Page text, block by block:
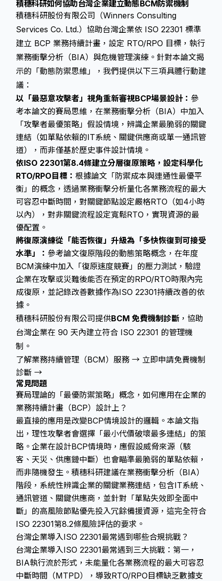
積穗科研如何協助台灣企業建立動態BCM防禦機制
積穗科研股份有限公司（Winners Consulting
Services Co. Ltd.）協助台灣企業依 ISO 22301 標準
建立 BCP 業務持續計畫，設定 RTO/RPO 目標，執行
業務衝擊分析（BIA）與危機管理演練。針對本論文揭
示的「動態防禦思維」，我們提供以下三項具體行動建
議：
以「最惡意攻擊者」視角重新審視BCP場景設計： 參
考本論文的賽局思維，在業務衝擊分析（BIA）中加入
「攻擊者最優策略」假設情境，辨識企業最脆弱的關鍵
連結（如單點依賴的IT系統、關鍵供應商或單一通訊管
道），而非僅基於歷史事件設計情境。
依ISO 22301第8.4條建立分層復原策略，設定科學化
RTO/RPO目標： 根據論文「防禦成本與連通性最優平
衡」的概念，透過業務衝擊分析量化各業務流程的最大
可容忍中斷時間，對關鍵節點設定嚴格RTO（如4小時
以內），對非關鍵流程設定寬鬆RTO，實現資源的最
優配置。
將復原演練從「能否恢復」升級為「多快恢復到可接受
水準」： 參考論文復原階段的動態策略概念，在年度
BCM演練中加入「復原速度競賽」的壓力測試，驗證
企業在攻擊或災難後能否在預定的RPO/RTO時限內完
成復原，並記錄改善數據作為ISO 22301持續改善的依
據。
積穗科研股份有限公司提供BCM 免費機制診斷 ，協助
台灣企業在 90 天內建立符合 ISO 22301 的管理機
制。
了解業務持續管理（BCM）服務 → 立即申請免費機制
診斷 →
常見問題
賽局理論的「最優防禦策略」概念，如何應用在企業的
業務持續計畫（BCP）設計上？
最直接的應用是改變BCP情境設計的邏輯。本論文指
出，理性攻擊者會選擇「最小代價破壞最多連結」的策
略。企業在設計BCP情境時，應假設威脅來源（駭
客、天災、供應鏈中斷）也會瞄準最脆弱的單點依賴，
而非隨機發生。積穗科研建議在業務衝擊分析（BIA）
階段，系統性辨識企業的關鍵業務連結，包含IT系統、
通訊管道、關鍵供應商，並針對「單點失效即全面中
斷」的高風險節點優先投入冗餘備援資源，這完全符合
ISO 22301第8.2條風險評估的要求。
台灣企業導入ISO 22301最常遇到哪些合規挑戰？
台灣企業導入ISO 22301最常遇到三大挑戰：第一，
BIA執行流於形式，未能量化各業務流程的最大可容忍
中斷時間（MTPD），導致RTO/RPO目標缺乏數據支